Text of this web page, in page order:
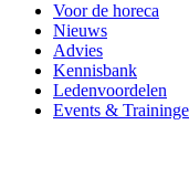
Voor de horeca
Nieuws
Advies
Kennisbank
Ledenvoordelen
Events &